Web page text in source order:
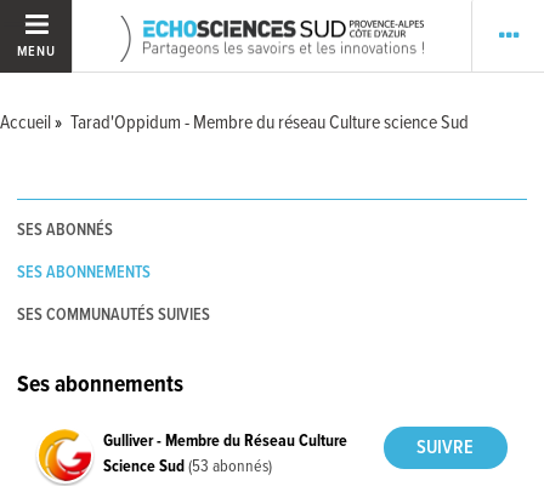
MENU
Accueil Tarad'Oppidum - Membre du réseau Culture science Sud
SES ABONNÉS
SES ABONNEMENTS
SES COMMUNAUTÉS SUIVIES
Ses abonnements
Gulliver - Membre du Réseau Culture
Science Sud(53 abonnés)